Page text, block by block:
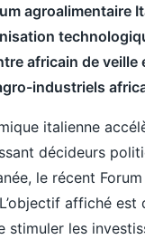
agroalimentaire
africain de
industriels
italienne
décideurs
le récent
affiché
stimuler les